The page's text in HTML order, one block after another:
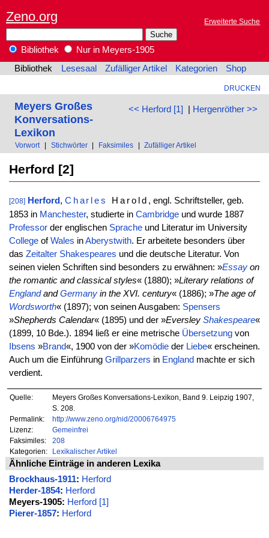
Zeno.org Erweiterte Suche
Bibliothek
Nur in Meyers-1905
Bibliothek
Lesesaal Zufälliger Artikel Kategorien Shop
DRUCKEN
<< Herford [1] | Hergenröther >>
Meyers Großes
Konversations-
Lexikon
Vorwort Stichwörter Faksimiles Zufälliger Artikel
Herford [2]
[208] Herford, Charles Harold , engl. Schriftsteller, geb.
1853 in Manchester, studierte in Cambridgeund wurde 1887
Professorder englischen Spracheund Literatur im University
CollegeofWales inAberystwith. Er arbeitete besonders über
das Zeitalter Shakespeares und die deutsche Literatur. Von
seinen vielen Schriften sind besonders zu erwähnen: »Essayon
the romantic and classical styles« (1880); »Literary relations of
EnglandandGermanyin the XVI. century« (1886); »The age of
Wordsworth« (1897); von seinen Ausgaben: Spensers
»Shepherds Calendar« (1895) und der »Eversley Shakespeare«
(1899, 10 Bde.). 1894 ließ er eine metrische Übersetzungvon
Ibsens »Brand«, 1900 von der »Komödieder Liebe« erscheinen.
Auch um die Einführung Grillparzers in England machte er sich
verdient.
Quelle:
Meyers Großes Konversations-Lexikon, Band 9. Leipzig 1907,
S. 208.
Permalink:
http://www.zeno.org/nid/20006764975
Lizenz:
Gemeinfrei
Faksimiles:
208
Kategorien:
Lexikalischer Artikel
Ähnliche Einträge in anderen Lexika
Brockhaus-1911: Herford
Herder-1854: Herford
Meyers-1905: Herford [1]
Pierer-1857: Herford